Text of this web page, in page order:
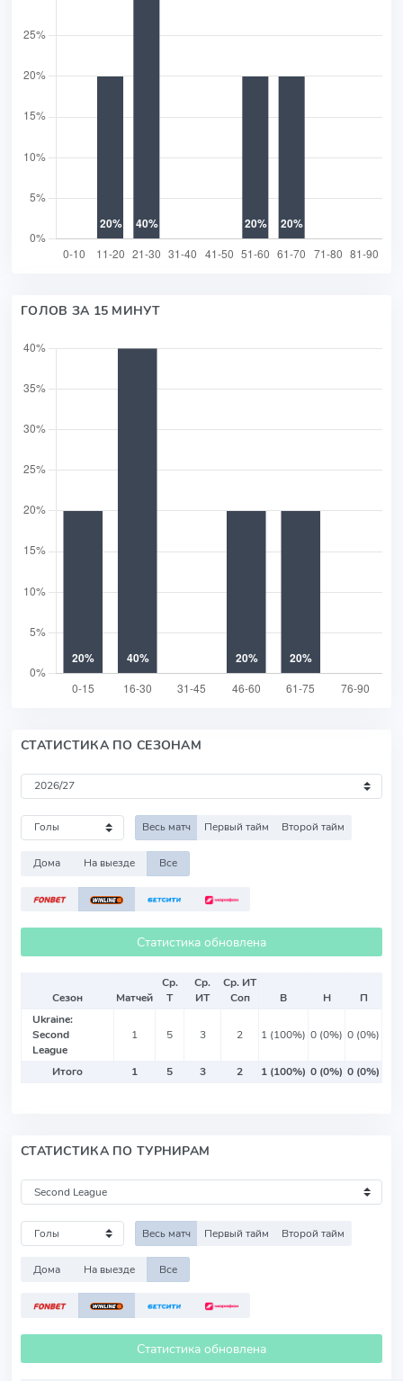
ГОЛОВ ЗА 15 МИНУТ
СТАТИСТИКА ПО СЕЗОНАМ
Весь матч Первый тайм Второй тайм
Дома На выезде Все
Статистика обновлена
Сезон Матчей
Ср.
Т
Ср.
ИТ
Ср. ИТ
Соп
В Н
П
Ukraine:
Second
League
1 5 3 2 1 (100%) 0 (0%) 0 (0%)
Итого 1 5 3 2 1 (100%) 0 (0%) 0 (0%)
СТАТИСТИКА ПО ТУРНИРАМ
Весь матч Первый тайм Второй тайм
Дома На выезде Все
Статистика обновлена